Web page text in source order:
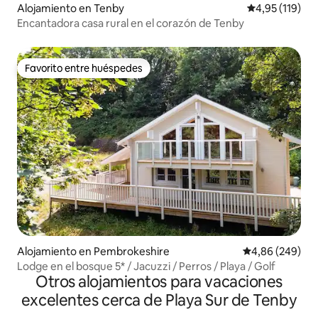
Alojamiento en Tenby Calificación
4,95 (119)
Encantadora casa rural en el corazón de Tenby
Favorito entre huéspedes
Favorito entre huéspedes
Alojamiento en Pembrokeshire Calificación
4,86 (249)
Lodge en el bosque 5* / Jacuzzi / Perros / Playa / Golf
Otros alojamientos para vacaciones
excelentes cerca de Playa Sur de Tenby